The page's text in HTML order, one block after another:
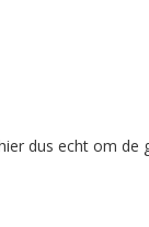
dus echt om de